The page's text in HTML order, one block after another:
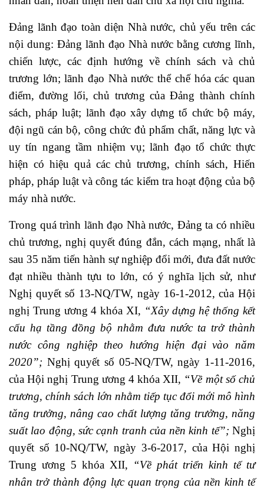
Đảng lãnh đạo toàn diện Nhà nước, chủ yếu trên các
nội dung: Đảng lãnh đạo Nhà nước bằng cương lĩnh,
chiến lược, các định hướng về chính sách và chủ
trương lớn; lãnh đạo Nhà nước thể chế hóa các quan
điểm, đường lối, chủ trương của Đảng thành chính
sách, pháp luật; lãnh đạo xây dựng tổ chức bộ máy,
đội ngũ cán bộ, công chức đủ phẩm chất, năng lực và
uy tín ngang tầm nhiệm vụ; lãnh đạo tổ chức thực
hiện có hiệu quả các chủ trương, chính sách, Hiến
pháp, pháp luật và công tác kiểm tra hoạt động của bộ
máy nhà nước.
Trong quá trình lãnh đạo Nhà nước, Đảng ta có nhiều
chủ trương, nghị quyết đúng đắn, cách mạng, nhất là
sau 35 năm tiến hành sự nghiệp đổi mới, đưa đất nước
đạt nhiều thành tựu to lớn, có ý nghĩa lịch sử, như
Nghị quyết số 13-NQ/TW, ngày 16-1-2012, của Hội
nghị Trung ương 4 khóa XI, “Xây dựng hệ thống kết
cấu hạ tầng đồng bộ nhằm đưa nước ta trở thành
nước công nghiệp theo hướng hiện đại vào năm
2020”; Nghị quyết số 05-NQ/TW, ngày 1-11-2016,
của Hội nghị Trung ương 4 khóa XII, “Về một số chủ
trương, chính sách lớn nhằm tiếp tục đổi mới mô hình
tăng trưởng, nâng cao chất lượng tăng trưởng, năng
suất lao động, sức cạnh tranh của nền kinh tế”; Nghị
quyết số 10-NQ/TW, ngày 3-6-2017, của Hội nghị
Trung ương 5 khóa XII, “Về phát triển kinh tế tư
nhân trở thành động lực quan trọng của nền kinh tế